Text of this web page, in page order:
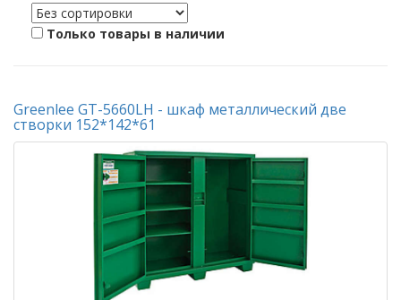
Только товары в наличии
Greenlee GT-5660LH - шкаф металлический две
створки 152*142*61